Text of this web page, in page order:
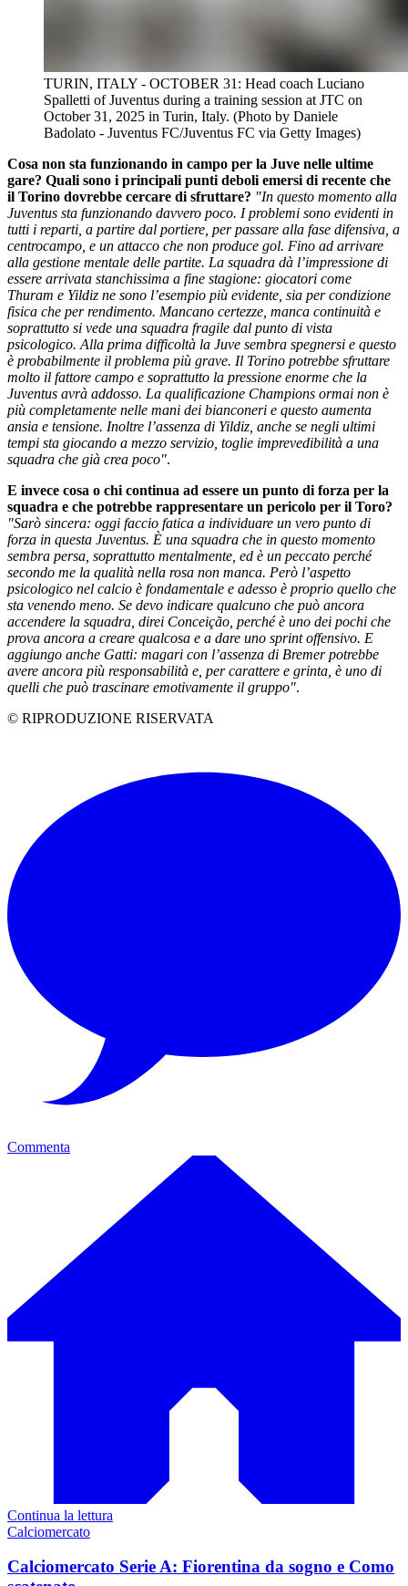
TURIN, ITALY - OCTOBER 31: Head coach Luciano
Spalletti of Juventus during a training session at JTC on
October 31, 2025 in Turin, Italy. (Photo by Daniele
Badolato - Juventus FC/Juventus FC via Getty Images)
Cosa non sta funzionando in campo per la Juve nelle ultime
gare? Quali sono i principali punti deboli emersi di recente che
il Torino dovrebbe cercare di sfruttare? "In questo momento alla
Juventus sta funzionando davvero poco. I problemi sono evidenti in
tutti i reparti, a partire dal portiere, per passare alla fase difensiva, a
centrocampo, e un attacco che non produce gol. Fino ad arrivare
alla gestione mentale delle partite. La squadra dà l’impressione di
essere arrivata stanchissima a fine stagione: giocatori come
Thuram e Yildiz ne sono l’esempio più evidente, sia per condizione
fisica che per rendimento. Mancano certezze, manca continuità e
soprattutto si vede una squadra fragile dal punto di vista
psicologico. Alla prima difficoltà la Juve sembra spegnersi e questo
è probabilmente il problema più grave. Il Torino potrebbe sfruttare
molto il fattore campo e soprattutto la pressione enorme che la
Juventus avrà addosso. La qualificazione Champions ormai non è
più completamente nelle mani dei bianconeri e questo aumenta
ansia e tensione. Inoltre l’assenza di Yildiz, anche se negli ultimi
tempi sta giocando a mezzo servizio, toglie imprevedibilità a una
squadra che già crea poco".
E invece cosa o chi continua ad essere un punto di forza per la
squadra e che potrebbe rappresentare un pericolo per il Toro?
"Sarò sincera: oggi faccio fatica a individuare un vero punto di
forza in questa Juventus. È una squadra che in questo momento
sembra persa, soprattutto mentalmente, ed è un peccato perché
secondo me la qualità nella rosa non manca. Però l’aspetto
psicologico nel calcio è fondamentale e adesso è proprio quello che
sta venendo meno. Se devo indicare qualcuno che può ancora
accendere la squadra, direi Conceição, perché è uno dei pochi che
prova ancora a creare qualcosa e a dare uno sprint offensivo. E
aggiungo anche Gatti: magari con l’assenza di Bremer potrebbe
avere ancora più responsabilità e, per carattere e grinta, è uno di
quelli che può trascinare emotivamente il gruppo".
© RIPRODUZIONE RISERVATA
Commenta
Continua la lettura
Calciomercato
Calciomercato Serie A: Fiorentina da sogno e Como